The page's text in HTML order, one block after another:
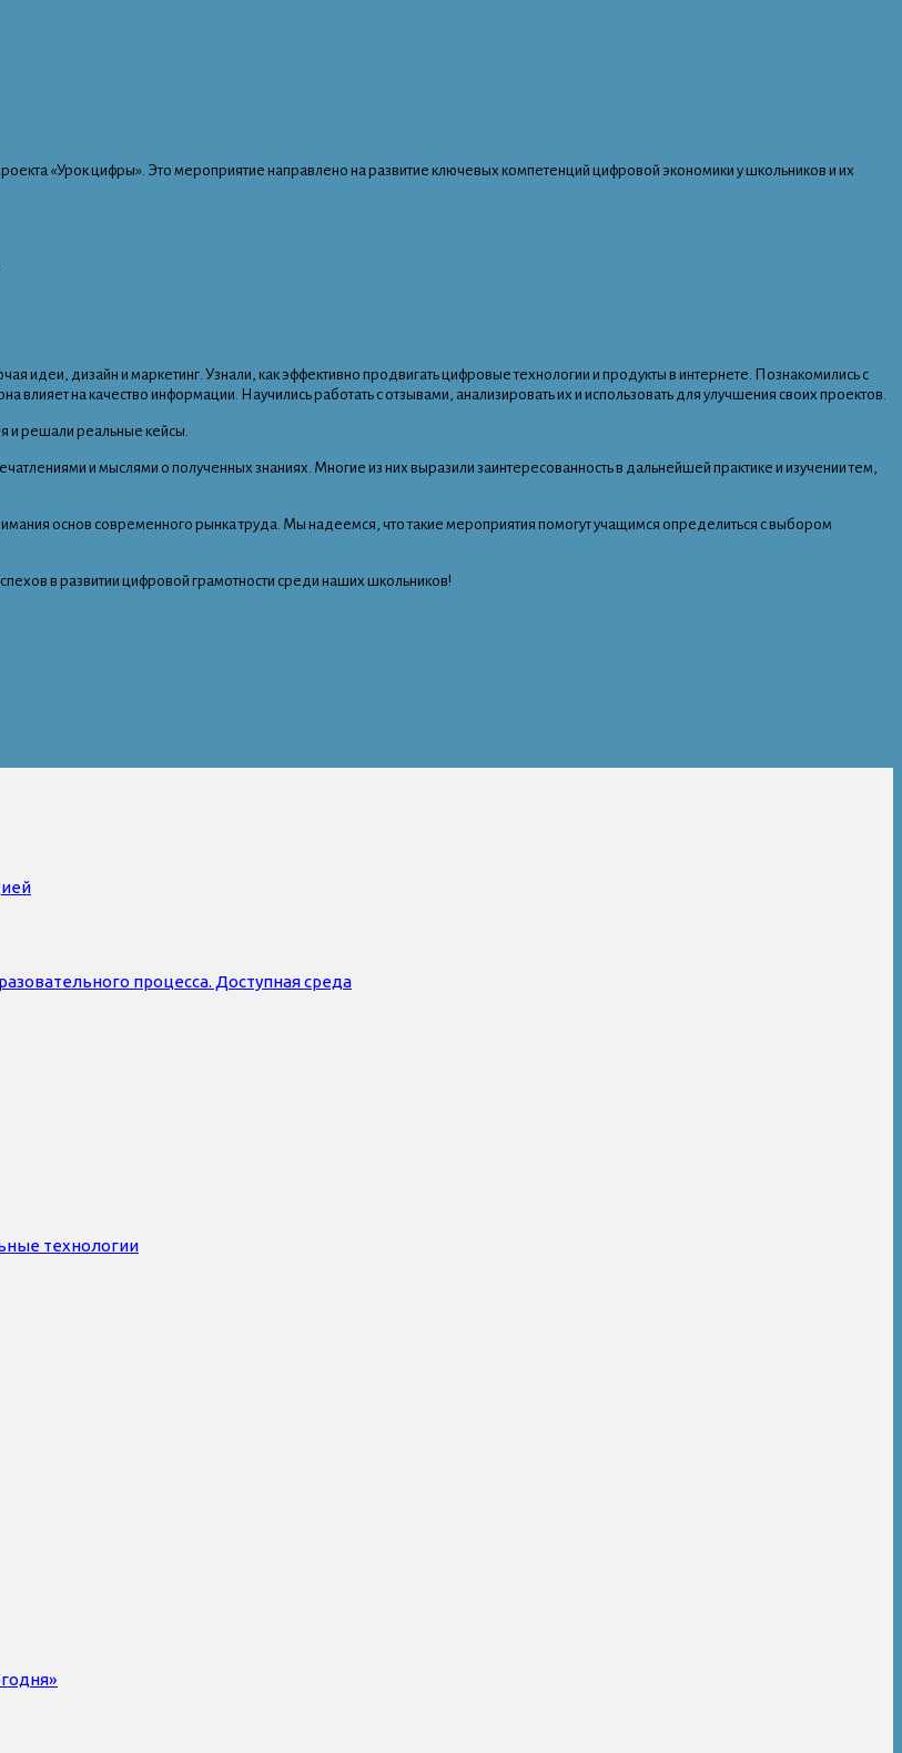
«Урок цифры». Это мероприятие направлено на развитие ключевых компетенций цифровой экономики у школьников и их
идеи, дизайн и маркетинг. Узнали, как эффективно продвигать цифровые технологии и продукты в интернете. Познакомились с
на качество информации. Научились работать с отзывами, анализировать их и использовать для улучшения своих проектов.
и решали реальные кейсы.
и мыслями о полученных знаниях. Многие из них выразили заинтересованность в дальнейшей практике и изучении тем,
основ современного рынка труда. Мы надеемся, что такие мероприятия помогут учащимся определиться с выбором
в развитии цифровой грамотности среди наших школьников!
процесса. Доступная среда
технологии